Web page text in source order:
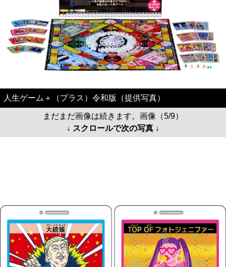
人生ゲーム＋（プラス）令和版（提供写真）
まだまだ画像は続きます。画像（5/9）
↓ スクロールで次の写真 ↓